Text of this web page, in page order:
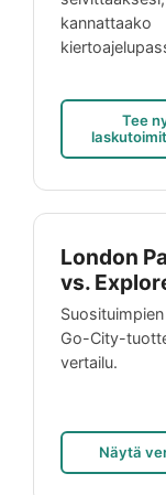
kannattaako
Tee
London
vs.
Go-City-
vertailu.
Näytä